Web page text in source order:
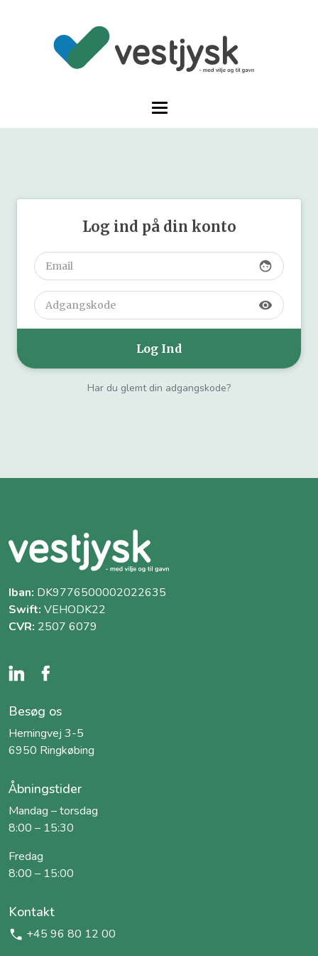
Log ind på din konto
face
visibility
Har du glemt din adgangskode?
Iban: DK9776500002022635
Swift: VEHODK22
CVR: 2507 6079
Besøg os
Herningvej 3-5
6950 Ringkøbing
Åbningstider
Mandag – torsdag
8:00 – 15:30
Fredag
8:00 – 15:00
Kontakt
+45 96 80 12 00